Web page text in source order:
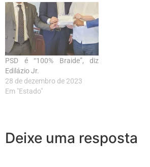
PSD é “100% Braide”, diz
Edilázio Jr.
28 de dezembro de 2023
Em "Estado"
Deixe uma resposta